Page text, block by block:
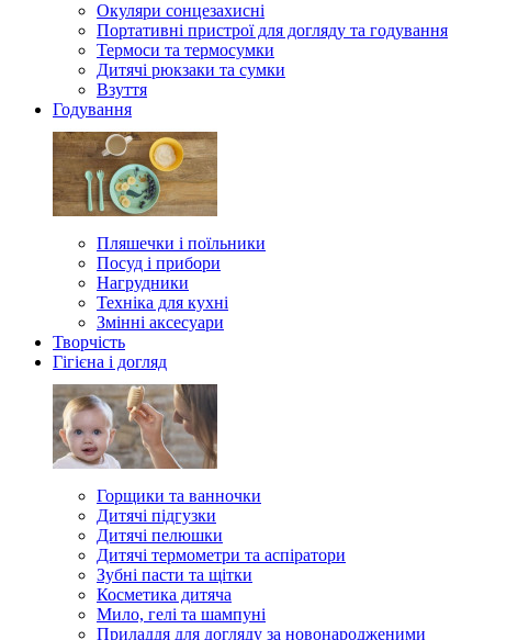
Окуляри сонцезахисні
Портативні пристрої для догляду та годування
Термоси та термосумки
Дитячі рюкзаки та сумки
Взуття
Годування
Пляшечки і поїльники
Посуд і прибори
Нагрудники
Техніка для кухні
Змінні аксесуари
Творчість
Гігієна і догляд
Горщики та ванночки
Дитячі підгузки
Дитячі пелюшки
Дитячі термометри та аспіратори
Зубні пасти та щітки
Косметика дитяча
Мило, гелі та шампуні
Приладдя для догляду за новонародженими